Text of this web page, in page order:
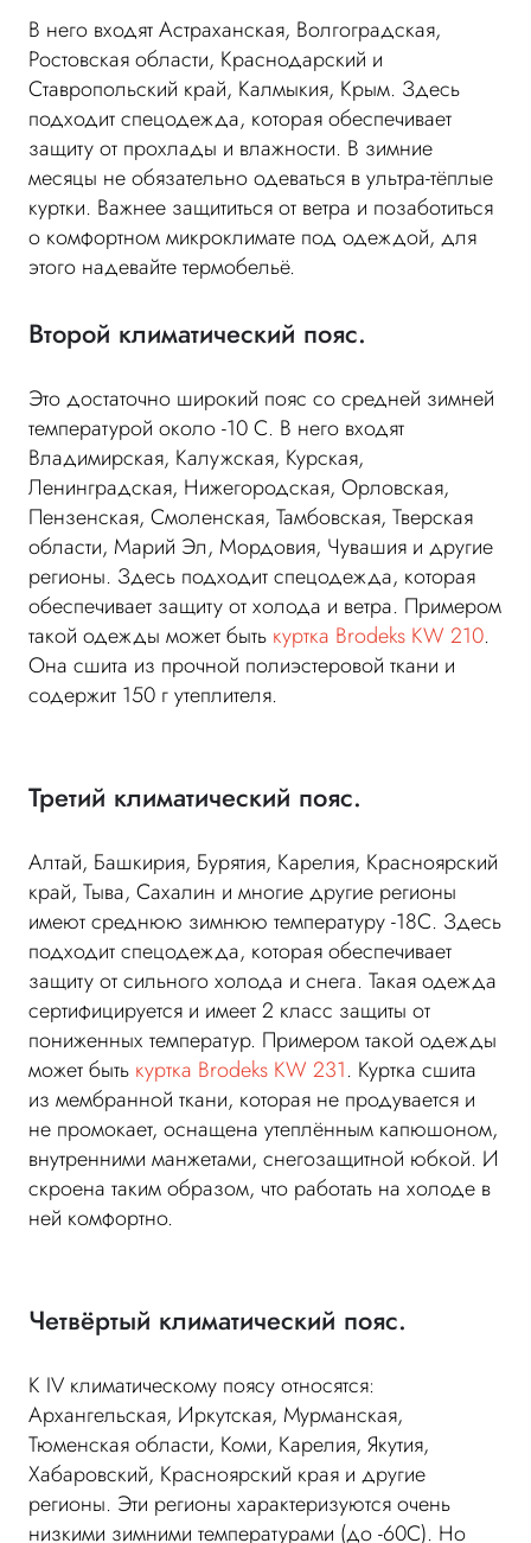
В него входят Астраханская, Волгоградская,
Ростовская области, Краснодарский и
Ставропольский край, Калмыкия, Крым. Здесь
подходит спецодежда, которая обеспечивает
защиту от прохлады и влажности. В зимние
месяцы не обязательно одеваться в ультра-тёплые
куртки. Важнее защититься от ветра и позаботиться
о комфортном микроклимате под одеждой, для
этого надевайте термобельё.
Второй климатический пояс.
Это достаточно широкий пояс со средней зимней
температурой около -10 С. В него входят
Владимирская, Калужская, Курская,
Ленинградская, Нижегородская, Орловская,
Пензенская, Смоленская, Тамбовская, Тверская
области, Марий Эл, Мордовия, Чувашия и другие
регионы. Здесь подходит спецодежда, которая
обеспечивает защиту от холода и ветра. Примером
такой одежды может быть куртка Brodeks KW 210.
Она сшита из прочной полиэстеровой ткани и
содержит 150 г утеплителя.
Третий климатический пояс.
Алтай, Башкирия, Бурятия, Карелия, Красноярский
край, Тыва, Сахалин и многие другие регионы
имеют среднюю зимнюю температуру -18С. Здесь
подходит спецодежда, которая обеспечивает
защиту от сильного холода и снега. Такая одежда
сертифицируется и имеет 2 класс защиты от
пониженных температур. Примером такой одежды
может быть куртка Brodeks KW 231. Куртка сшита
из мембранной ткани, которая не продувается и
не промокает, оснащена утеплённым капюшоном,
внутренними манжетами, снегозащитной юбкой. И
скроена таким образом, что работать на холоде в
ней комфортно.
Четвёртый климатический пояс.
К IV климатическому поясу относятся:
Архангельская, Иркутская, Мурманская,
Тюменская области, Коми, Карелия, Якутия,
Хабаровский, Красноярский края и другие
регионы. Эти регионы характеризуются очень
низкими зимними температурами (до -60С). Но